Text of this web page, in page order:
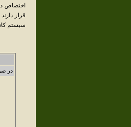
اختصاص
قرار
سيستم
در